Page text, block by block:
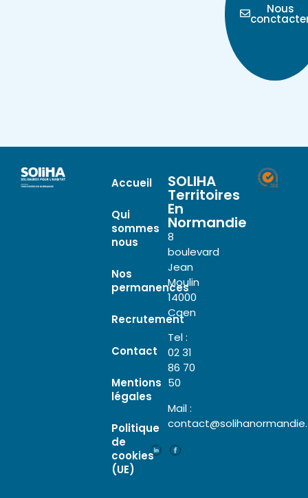
Nous
Accueil
Qui
sommes
nous
Nos
permanences
Recrutement
Contact
Mentions
légales
Politique
de
cookies
(UE)
SOLIHA
Territoires
En
Normandie
8
boulevard
Jean
Moulin
14000
Caen
Tel :
02 31
86 70
50
Mail :